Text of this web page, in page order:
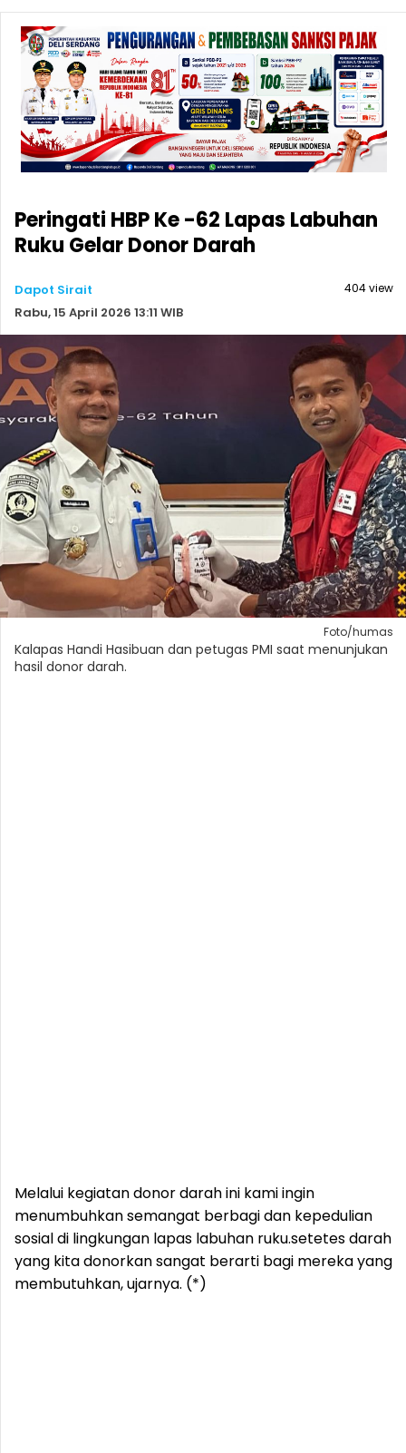
Peringati HBP Ke -62 Lapas Labuhan
Ruku Gelar Donor Darah
Dapot Sirait
Rabu, 15 April 2026 13:11 WIB
404 view
Foto/humas
Kalapas Handi Hasibuan dan petugas PMI saat menunjukan
hasil donor darah.
Melalui kegiatan donor darah ini kami ingin
menumbuhkan semangat berbagi dan kepedulian
sosial di lingkungan lapas labuhan ruku.setetes darah
yang kita donorkan sangat berarti bagi mereka yang
membutuhkan, ujarnya. (*)